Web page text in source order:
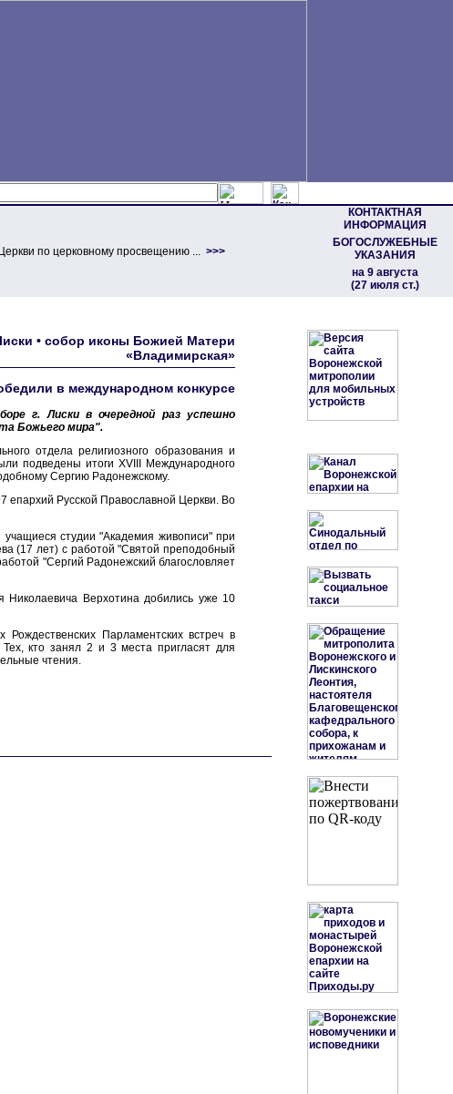
КОНТАКТНАЯ
ИНФОРМАЦИЯ
БОГОСЛУЖЕБНЫЕ
УКАЗАНИЯ
на 9 августа
(27 июля ст.)
по церковному просвещению ... >>>
• собор иконы Божией Матери
«Владимирская»
в международном конкурсе
г. Лиски в очередной раз успешно
Божьего мира".
отдела религиозного образования и
подведены итоги XVIII Международного
Сергию Радонежскому.
епархий Русской Православной Церкви. Во
студии "Академия живописи" при
(17 лет) с работой "Святой преподобный
"Сергий Радонежский благословляет
Николаевича Верхотина добились уже 10
Парламентских встреч в
кто занял 2 и 3 места пригласят для
чтения.